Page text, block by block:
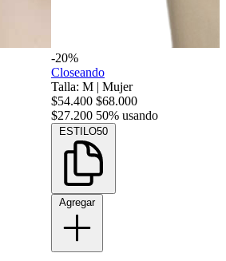
-20%
Closeando
Talla: M | Mujer
$54.400 $68.000
$27.200 50% usando
ESTILO50
Agregar